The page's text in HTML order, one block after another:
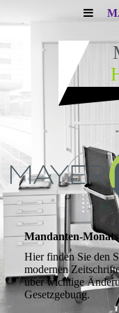
Mandanten-
Hier finden Sie den
modernen
über wichtige
Gesetzgebung.